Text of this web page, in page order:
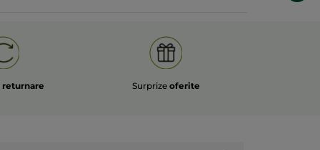
returnare Surprize oferite